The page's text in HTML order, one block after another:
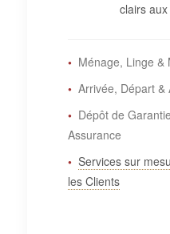
clairs
Ménage, Linge &
Arrivée, Départ &
Dépôt de
Assurance
Services sur
les Clients